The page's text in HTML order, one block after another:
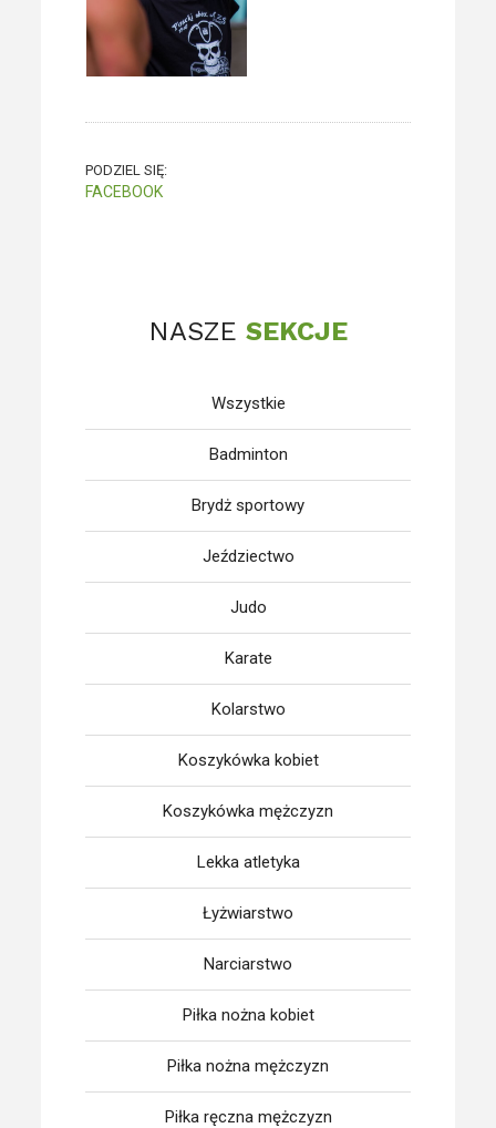
PODZIEL SIĘ:
FACEBOOK
NASZE SEKCJE
Wszystkie
Badminton
Brydż sportowy
Jeździectwo
Judo
Karate
Kolarstwo
Koszykówka kobiet
Koszykówka mężczyzn
Lekka atletyka
Łyżwiarstwo
Narciarstwo
Piłka nożna kobiet
Piłka nożna mężczyzn
Piłka ręczna mężczyzn